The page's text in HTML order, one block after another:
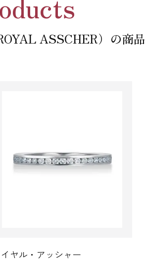
ASSCHER）の商品
イヤル・アッシャー